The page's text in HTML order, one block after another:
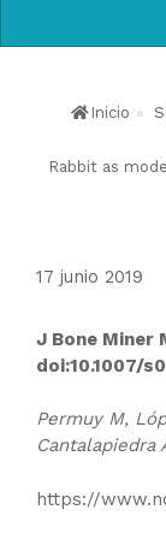
Inicio »
Rabbit as
17 junio 2019
J Bone Miner
doi:10.1007/
Permuy M,
Cantalapiedra
https://